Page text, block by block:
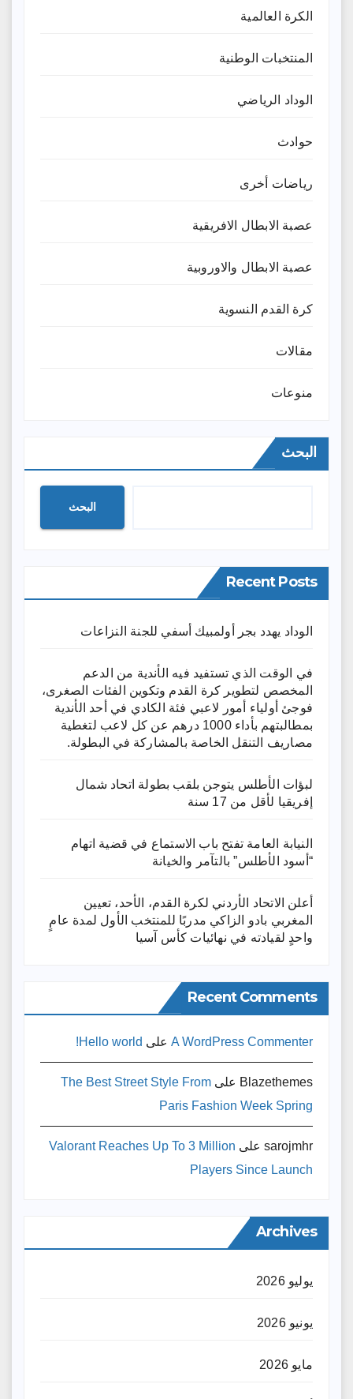
الكرة العالمية
المنتخبات الوطنية
الوداد الرياضي
حوادث
رياضات أخرى
عصبة الابطال الافريقية
عصبة الابطال والاوروبية
كرة القدم النسوية
مقالات
منوعات
البحث
البحث
Recent Posts
الوداد يهدد بجر أولمبيك أسفي للجنة النزاعات
في الوقت الذي تستفيد فيه الأندية من الدعم
المخصص لتطوير كرة القدم وتكوين الفئات الصغرى،
فوجئ أولياء أمور لاعبي فئة الكادي في أحد الأندية
بمطالبتهم بأداء 1000 درهم عن كل لاعب لتغطية
مصاريف التنقل الخاصة بالمشاركة في البطولة.
لبؤات الأطلس يتوجن بلقب بطولة اتحاد شمال
إفريقيا لأقل من 17 سنة
النيابة العامة تفتح باب الاستماع في قضية اتهام
“أسود الأطلس” بالتآمر والخيانة
أعلن الاتحاد الأردني لكرة القدم، الأحد، تعيين
المغربي بادو الزاكي مدربًا للمنتخب الأول لمدة عامٍ
واحدٍ لقيادته ​في نهائيات كأس آسيا
Recent Comments
A WordPress Commenter على Hello world!
Blazethemes على The Best Street Style From
Paris Fashion Week Spring
sarojmhr على Valorant Reaches Up To 3 Million
Players Since Launch
Archives
يوليو 2026
يونيو 2026
مايو 2026